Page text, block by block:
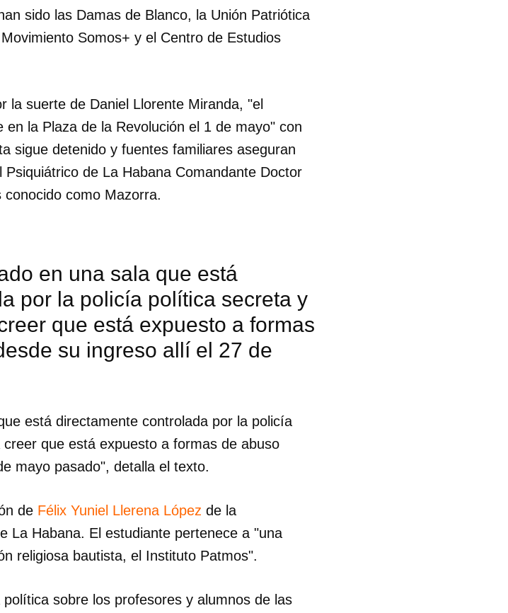
INICIAR SESIÓN CANCELAR
sido las Damas de Blanco, la Unión Patriótica
Somos+ y el Centro de Estudios
la suerte de Daniel Llorente Miranda, "el
la Plaza de la Revolución el 1 de mayo" con
sigue detenido y fuentes familiares aseguran
de La Habana Comandante Doctor
como Mazorra.
en una sala que está
por la policía política secreta y
que está expuesto a formas
su ingreso allí el 27 de
está directamente controlada por la policía
que está expuesto a formas de abuso
mayo pasado", detalla el texto.
de Félix Yuniel Llerena López de la
La Habana. El estudiante pertenece a "una
religiosa bautista, el Instituto Patmos".
sobre los profesores y alumnos de las